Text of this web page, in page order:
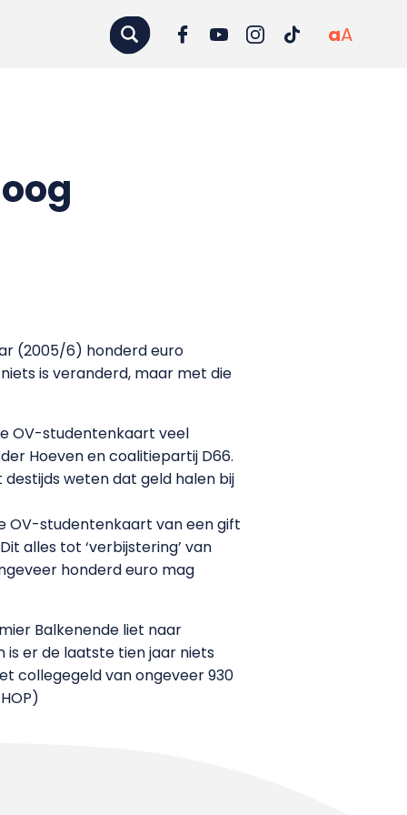
aA
(2005/6) honderd euro
is veranderd, maar met die
OV-studentenkaart veel
Hoeven en coalitiepartij D66.
weten dat geld halen bij
OV-studentenkaart van een gift
alles tot ‘verbijstering’ van
honderd euro mag
Balkenende liet naar
is er de laatste tien jaar niets
collegegeld van ongeveer 930